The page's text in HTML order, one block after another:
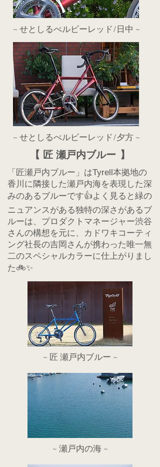
​~ せとしるべルビーレッド/日中 ~
​~ せとしるべルビーレッド/夕方 ~
【 匠 瀬戸内ブルー 】
「匠瀬戸内ブルー」はTyrell本拠地の
香川に隣接した瀬戸内海を表現した深
みのあるブルーです👍よく見ると緑の
ニュアンスがある独特の深さがあるブ
ルーは、プロダクトマネージャー渋谷
さんの構想を元に、カドワキコーティ
ング社長の吉岡さんが携わった唯一無
二のスペシャルカラーに仕上がりまし
た🚲✨
~ 匠 瀬戸内ブルー ~
~ 瀬戸内の海 ~